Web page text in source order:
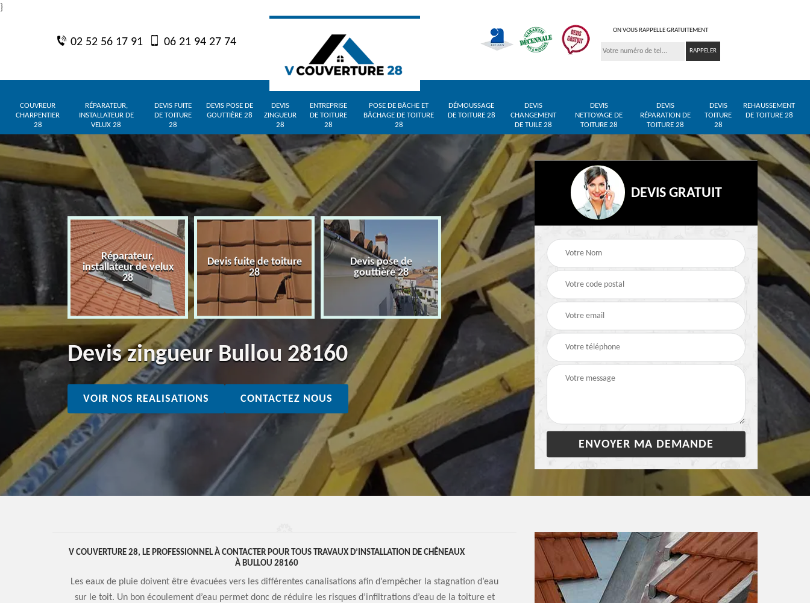
}
02 52 56 17 91 06 21 94 27 74
ON VOUS RAPPELLE GRATUITEMENT
COUVREUR
CHARPENTIER
28
RÉPARATEUR,
INSTALLATEUR DE
VELUX 28
DEVIS FUITE
DE TOITURE
28
DEVIS POSE DE
GOUTTIÈRE 28
DEVIS
ZINGUEUR
28
ENTREPRISE
DE TOITURE
28
POSE DE BÂCHE ET
BÂCHAGE DE TOITURE
28
DÉMOUSSAGE
DE TOITURE 28
DEVIS
CHANGEMENT
DE TUILE 28
DEVIS
NETTOYAGE DE
TOITURE 28
DEVIS
RÉPARATION DE
TOITURE 28
DEVIS
TOITURE
28
REHAUSSEMENT
DE TOITURE 28
Réparateur,
installateur de velux
28
Devis fuite de toiture
28
Devis pose de
gouttière 28
Devis zingueur 28
28
Pose de bâche et
bâchage de toiture 28
Devis zingueur Bullou 28160
VOIR NOS REALISATIONS CONTACTEZ NOUS
DEVIS GRATUIT
V COUVERTURE 28, LE PROFESSIONNEL À CONTACTER POUR TOUS TRAVAUX D’INSTALLATION DE CHÊNEAUX
À BULLOU 28160
Les eaux de pluie doivent être évacuées vers les différentes canalisations afin d’empêcher la stagnation d’eau
sur le toit. Un bon écoulement d’eau permet donc de réduire les risques d’infiltrations d’eau de la toiture et